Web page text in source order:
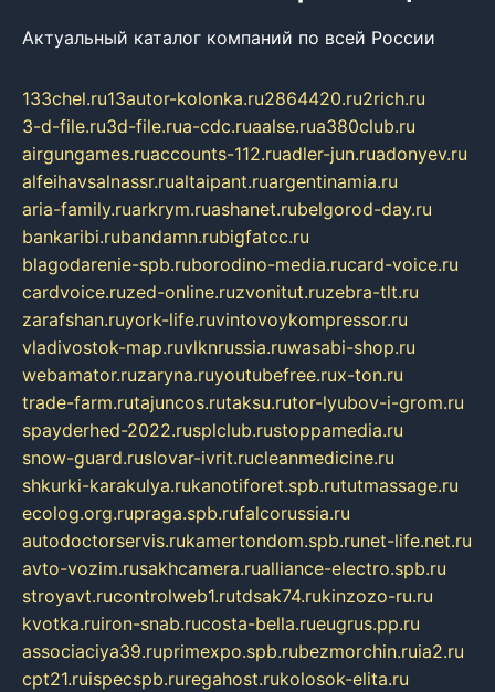
Актуальный каталог компаний по всей России
133chel.ru13autor-kolonka.ru2864420.ru2rich.ru
3-d-file.ru3d-file.rua-cdc.ruaalse.rua380club.ru
airgungames.ruaccounts-112.ruadler-jun.ruadonyev.ru
alfeihavsalnassr.rualtaipant.ruargentinamia.ru
aria-family.ruarkrym.ruashanet.rubelgorod-day.ru
bankaribi.rubandamn.rubigfatcc.ru
blagodarenie-spb.ruborodino-media.rucard-voice.ru
cardvoice.ruzed-online.ruzvonitut.ruzebra-tlt.ru
zarafshan.ruyork-life.ruvintovoykompressor.ru
vladivostok-map.ruvlknrussia.ruwasabi-shop.ru
webamator.ruzaryna.ruyoutubefree.rux-ton.ru
trade-farm.rutajuncos.rutaksu.rutor-lyubov-i-grom.ru
spayderhed-2022.rusplclub.rustoppamedia.ru
snow-guard.ruslovar-ivrit.rucleanmedicine.ru
shkurki-karakulya.rukanotiforet.spb.rututmassage.ru
ecolog.org.rupraga.spb.rufalcorussia.ru
autodoctorservis.rukamertondom.spb.runet-life.net.ru
avto-vozim.rusakhcamera.rualliance-electro.spb.ru
stroyavt.rucontrolweb1.rutdsak74.rukinzozo-ru.ru
kvotka.ruiron-snab.rucosta-bella.rueugrus.pp.ru
associaciya39.ruprimexpo.spb.rubezmorchin.ruia2.ru
cpt21.ruispecspb.ruregahost.rukolosok-elita.ru